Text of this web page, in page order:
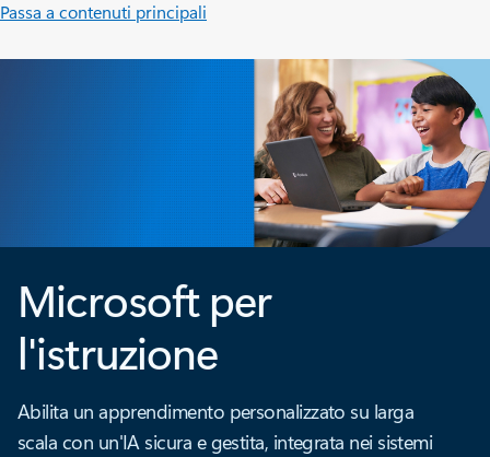
Passa a contenuti principali
Microsoft per
l'istruzione
Abilita un apprendimento personalizzato su larga
scala con un'IA sicura e gestita, integrata nei sistemi